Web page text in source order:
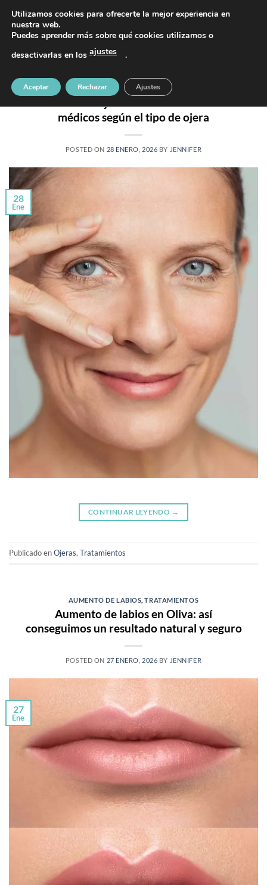
contenido
PIDE TU CITA AL TELÉFONO 637 42 97 25
OJERAS, TRATAMIENTOS
médicos según el tipo de ojera
POSTED ON 28 ENERO, 2026 BY JENNIFER
28
Ene
CONTINUAR LEYENDO →
Publicado enOjeras, Tratamientos
AUMENTO DE LABIOS ,TRATAMIENTOS
Aumento de labios en Oliva: así
conseguimos un resultado natural y seguro
POSTED ON 27 ENERO, 2026 BY JENNIFER
27
Ene
Utilizamos cookies para ofrecerte la mejor experiencia en
nuestra web.
Puedes aprender más sobre qué cookies utilizamos o
desactivarlas en los ajustes .
Aceptar Rechazar Ajustes